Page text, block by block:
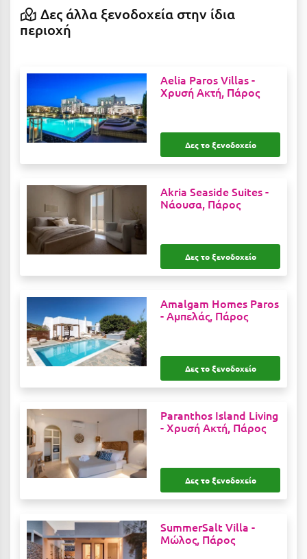
Ηράκλειο
Θάσος
Θεσσαλονίκη
Ιθάκη
Καβάλα
Καλάβρυτα
Καλαμπάκα
Κάλυμνος
Καρδαμύλη
Δες άλλα ξενοδοχεία στην ίδια
περιοχή
Aelia Paros Villas -
Χρυσή Ακτή, Πάρος
Δες το ξενοδοχείο
Akria Seaside Suites -
Νάουσα, Πάρος
Δες το ξενοδοχείο
Amalgam Homes Paros
-Αμπελάς, Πάρος
Δες το ξενοδοχείο
Paranthos Island Living
-Χρυσή Ακτή, Πάρος
Δες το ξενοδοχείο
SummerSalt Villa -
Μώλος, Πάρος